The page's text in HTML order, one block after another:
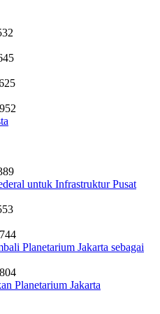
untuk Infrastruktur Pusat
Planetarium Jakarta sebagai
Planetarium Jakarta